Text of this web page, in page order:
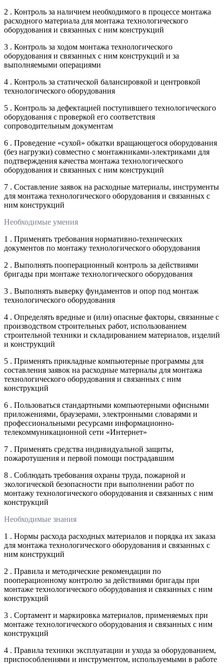
2 . Контроль за наличием необходимого в процессе монтажа
расходного материала для монтажа технологического
оборудования и связанных с ним конструкций
3 . Контроль за ходом монтажа технологического
оборудования и связанных с ним конструкций и за
выполняемыми операциями
4 . Контроль за статической балансировкой и центровкой
технологического оборудования
5 . Контроль за дефектацией поступившего технологического
оборудования с проверкой его соответствия
сопроводительным документам
6 . Проведение «сухой» обкатки вращающегося оборудования
(без нагрузки) совместно с монтажниками-электриками для
подтверждения качества монтажа технологического
оборудования и связанных с ним конструкций
7 . Составление заявок на расходные материалы, инструменты
для монтажа технологического оборудования и связанных с
ним конструкций
Необходимые умения
1 . Применять требования нормативно-технических
документов по монтажу технологического оборудования
2 . Выполнять пооперационный контроль за действиями
бригады при монтаже технологического оборудования
3 . Выполнять выверку фундаментов и опор под монтаж
технологического оборудования
4 . Определять вредные и (или) опасные факторы, связанные с
производством строительных работ, использованием
строительной техники и складированием материалов, изделий
и конструкций
5 . Применять прикладные компьютерные программы для
составления заявок на расходные материалы для монтажа
технологического оборудования и связанных с ним
конструкций
6 . Пользоваться стандартными компьютерными офисными
приложениями, браузерами, электронными словарями и
профессиональными ресурсами информационно-
телекоммуникационной сети «Интернет»
7 . Применять средства индивидуальной защиты,
пожаротушения и первой помощи пострадавшим
8 . Соблюдать требования охраны труда, пожарной и
экологической безопасности при выполнении работ по
монтажу технологического оборудования и связанных с ним
конструкций
Необходимые знания
1 . Нормы расхода расходных материалов и порядка их заказа
для монтажа технологического оборудования и связанных с
ним конструкций
2 . Правила и методические рекомендации по
пооперационному контролю за действиями бригады при
монтаже технологического оборудования и связанных с ним
конструкций
3 . Сортамент и маркировка материалов, применяемых при
монтаже технологического оборудования и связанных с ним
конструкций
4 . Правила техники эксплуатации и ухода за оборудованием,
приспособлениями и инструментом, используемыми в работе